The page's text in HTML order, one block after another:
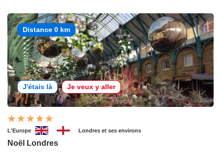
Distance 0 km
J'étais là Je veux y aller
L'Europe Londres et ses environs
Noël Londres